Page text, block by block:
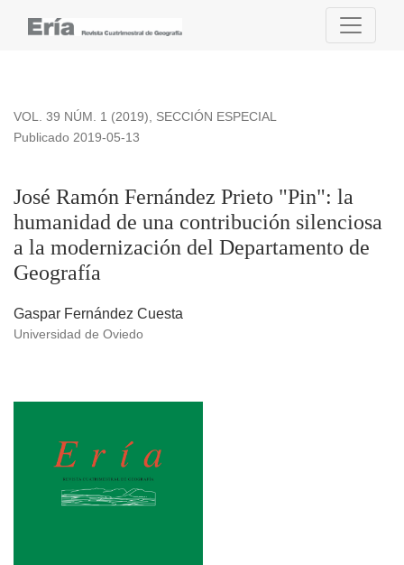
José Ramón Fernández Prieto &quot;Pin&quot;: la
VOL. 39 NÚM. 1 (2019), SECCIÓN ESPECIAL
José Ramón Fernández Prieto "Pin": la
humanidad de una contribución silenciosa
a la modernización del Departamento de
Geografía
Publicado 2019-05-13
Gaspar Fernández Cuesta
Universidad de Oviedo